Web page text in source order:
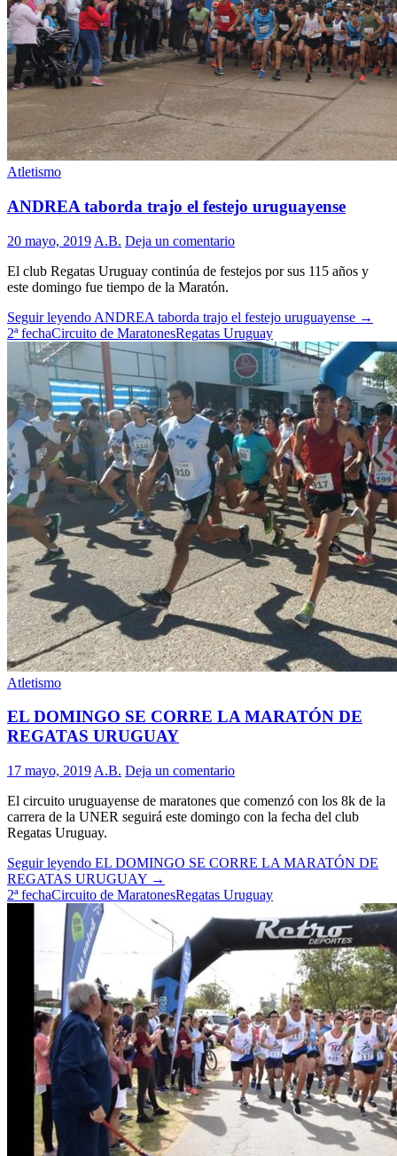
Atletismo
ANDREA taborda trajo el festejo uruguayense
20 mayo, 2019 A.B. Deja un comentario
El club Regatas Uruguay continúa de festejos por sus 115 años y
este domingo fue tiempo de la Maratón.
Seguir leyendo ANDREA taborda trajo el festejo uruguayense →
2ª fechaCircuito de MaratonesRegatas Uruguay
Atletismo
EL DOMINGO SE CORRE LA MARATÓN DE
REGATAS URUGUAY
17 mayo, 2019 A.B. Deja un comentario
El circuito uruguayense de maratones que comenzó con los 8k de la
carrera de la UNER seguirá este domingo con la fecha del club
Regatas Uruguay.
Seguir leyendo EL DOMINGO SE CORRE LA MARATÓN DE
REGATAS URUGUAY →
2ª fechaCircuito de MaratonesRegatas Uruguay